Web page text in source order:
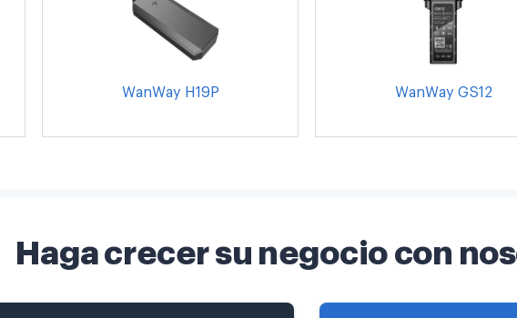
WanWay H19P WanWay GS12
Haga crecer su negocio con